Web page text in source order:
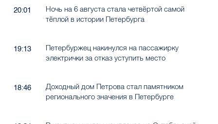
20:01
Ночь на 6 августа стала четвёртой самой
тёплой в истории Петербурга
19:13
Петербуржец накинулся на пассажирку
электрички за отказ уступить место
18:46
Доходный дом Петрова стал памятником
регионального значения в Петербурге